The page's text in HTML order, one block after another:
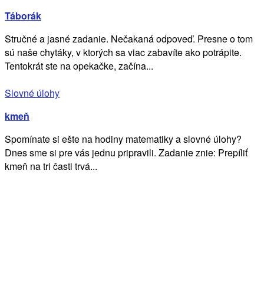
Táborák
Stručné a jasné zadanie. Nečakaná odpoveď. Presne o tom
sú naše chytáky, v ktorých sa viac zabavíte ako potrápite.
Tentokrát ste na opekačke, začína...
Slovné úlohy
kmeň
Spomínate si ešte na hodiny matematiky a slovné úlohy?
Dnes sme si pre vás jednu pripravili. Zadanie znie: Prepíliť
kmeň na tri časti trvá...